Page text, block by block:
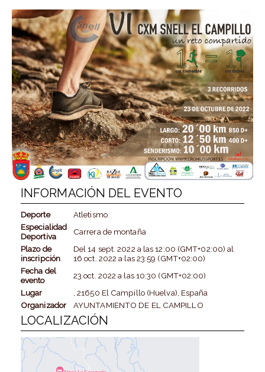
INFORMACIÓN DEL EVENTO
Deporte
Atletismo
Especialidad
Deportiva
Carrera de montaña
Plazo de
inscripción
Del14 sept. 2022a las12:00 (GMT+02:00) al
16 oct. 2022a las23:59 (GMT+02:00)
Fecha del
evento
23 oct. 2022a las10:30 (GMT+02:00)
Lugar
, 21650 El Campillo (Huelva), España
Organizador
AYUNTAMIENTO DE EL CAMPILLO
LOCALIZACIÓN